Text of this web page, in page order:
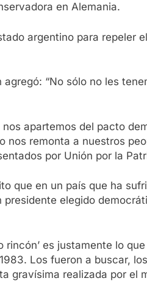
en Alemania.
argentino para repeler
agregó: “No sólo no les
apartemos del pacto
nos remonta a nuestros
por Unión por la
que en un país que ha
elegido
es justamente lo
Los fueron a buscar,
gravísima realizada por el